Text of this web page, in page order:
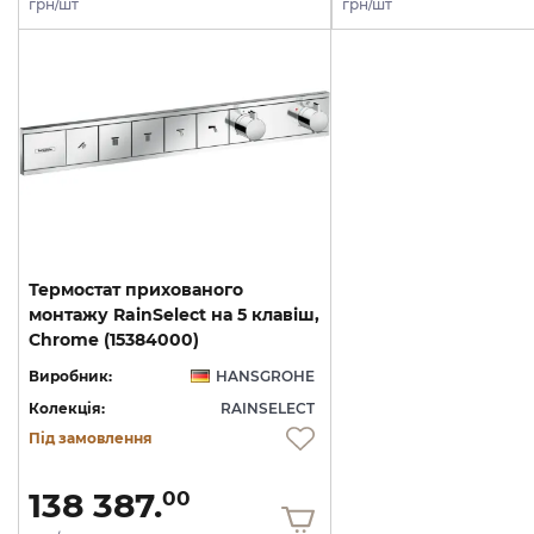
грн/шт грн/шт
Термостат прихованого
монтажу RainSelect на 5 клавіш,
Chrome (15384000)
Виробник:
HANSGROHE
Колекція:
RAINSELECT
Під замовлення
138 387.00